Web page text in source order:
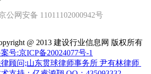
公网安备 11011102000942号
@ 2013 建设行业信息网 版权所有
号:京ICP备20024077号-1
顾问;山东贯球律师事务所 尹有林律师